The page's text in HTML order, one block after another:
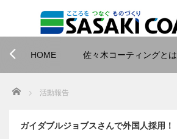
HOME 佐々木コーティングとは
Home 活動報告
ガイダブルジョブスさんで外国人採用！